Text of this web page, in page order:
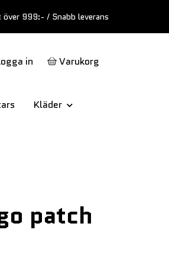
över 999:- / Snabb leverans
in Varukorg
Kläder
patch